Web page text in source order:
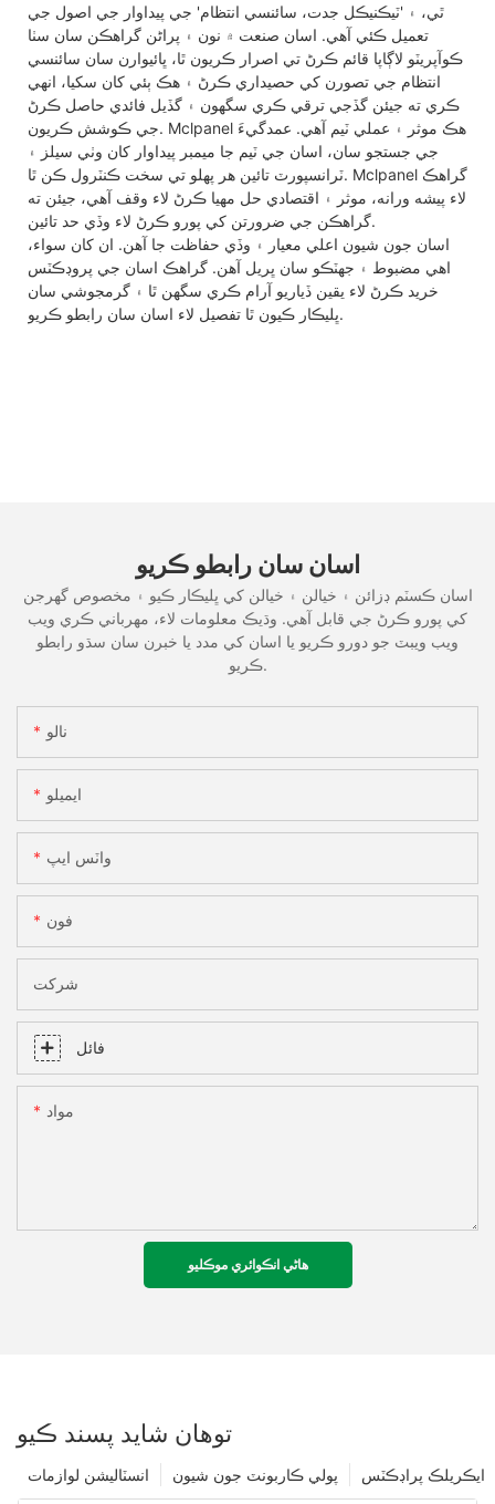
ٿي، ۽ 'ٽيڪنيڪل جدت، سائنسي انتظام' جي پيداوار جي اصول جي
تعميل ڪئي آهي. اسان صنعت ۾ نون ۽ پراڻن گراهڪن سان سٺا
ڪوآپريٽو لاڳاپا قائم ڪرڻ تي اصرار ڪريون ٿا، ڀائيوارن سان سائنسي
انتظام جي تصورن کي حصيداري ڪرڻ ۽ هڪ ٻئي کان سکيا، انهي
ڪري ته جيئن گڏجي ترقي ڪري سگهون ۽ گڏيل فائدي حاصل ڪرڻ
جي ڪوشش ڪريون. Mclpanel هڪ موثر ۽ عملي ٽيم آهي. عمدگيءَ
جي جستجو سان، اسان جي ٽيم جا ميمبر پيداوار کان وٺي سيلز ۽
ٽرانسپورٽ تائين هر پهلو تي سخت ڪنٽرول ڪن ٿا. Mclpanel گراهڪ
لاء پيشه ورانه، موثر ۽ اقتصادي حل مهيا ڪرڻ لاء وقف آهي، جيئن ته
گراهڪن جي ضرورتن کي پورو ڪرڻ لاء وڏي حد تائين.
اسان جون شيون اعلي معيار ۽ وڏي حفاظت جا آهن. ان کان سواء،
اهي مضبوط ۽ جھٽڪو سان ڀريل آهن. گراهڪ اسان جي پروڊڪٽس
خريد ڪرڻ لاء يقين ڏياريو آرام ڪري سگهن ٿا ۽ گرمجوشي سان
ڀليڪار ڪيون ٿا تفصيل لاء اسان سان رابطو ڪريو.
اسان سان رابطو ڪريو
اسان ڪسٽم ڊزائن ۽ خيالن ۽ خيالن کي ڀليڪار ڪيو ۽ مخصوص گهرجن
کي پورو ڪرڻ جي قابل آهي. وڌيڪ معلومات لاء، مهرباني ڪري ويب
ويب ويبٽ جو دورو ڪريو يا اسان کي مدد يا خبرن سان سڌو رابطو
ڪريو.
نالو
ايميلو
واٽس ايپ
فون
شرکت
فائل
مواد
هاڻي انڪوائري موڪليو
توهان شايد پسند ڪيو
ايڪريلڪ پراڊڪٽس پولي ڪاربونٽ جون شيون انسٽاليشن لوازمات